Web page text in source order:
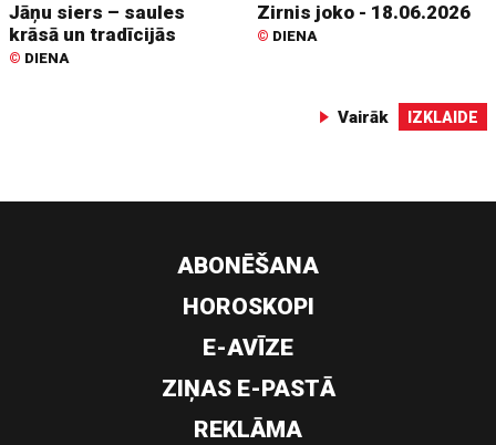
Jāņu siers – saules
krāsā un tradīcijās
© DIENA
Zirnis joko - 18.06.2026
© DIENA
Vairāk IZKLAIDE
ABONĒŠANA
HOROSKOPI
E-AVĪZE
ZIŅAS E-PASTĀ
REKLĀMA